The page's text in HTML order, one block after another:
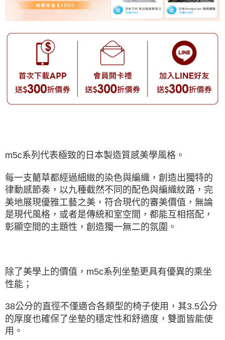
m5c系列代表極致的日本製造質感美學風格。
每一支藺草都經過細緻的染色與編織，創造出獨特的
律動感節奏，以九種截然不同的配色與編織紋路，完
美地展現優雅工藝之美，符合現代的審美價值，無論
是現代風格，或者是傳統和室空間，都能互相搭配，
彰顯空間的主題性，創造獨一無二的氛圍。
除了美學上的價值，m5c系列坐墊更具有優異的乘坐
性能；
38公分的直徑不僅適合各類型的椅子使用，其3.5公分
的厚度也確保了坐墊的穩定性和舒適度，雙面皆能使
用。